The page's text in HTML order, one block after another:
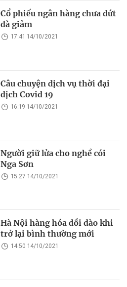
Cổ phiếu ngân hàng chưa dứt
đà giảm
17:41 14/10/2021
Câu chuyện dịch vụ thời đại
dịch Covid 19
16:19 14/10/2021
Người giữ lửa cho nghề cói
Nga Sơn
15:27 14/10/2021
Hà Nội hàng hóa dồi dào khi
trở lại bình thường mới
14:50 14/10/2021